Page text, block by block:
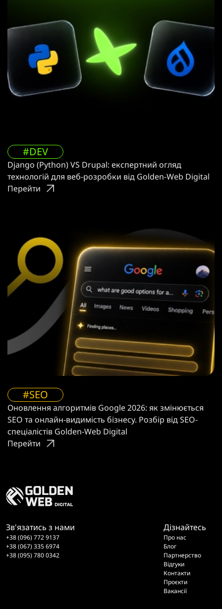
#DEV
Django (Python) VS Drupal: експертний огляд
технологій для веб-розробки від Golden-Web Digital
Перейти
#SEO
Оновлення алгоритмів Google 2026: як змінюється
SEO та онлайн-видимість бізнесу. Розбір від SEO-
спеціалістів Golden-Web Digital
Перейти
Дізнайтесь
Про нас
Блог
Партнерство
Відгуки
Контакти
Проєкти
Вакансії
Зв'язатись з нами
+38 (096) 772 9137
+38 (067) 335 6974
+38 (095) 780 0342